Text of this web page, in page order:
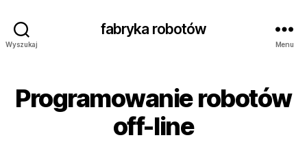
Wyszukaj
fabryka robotów
Menu
Programowanie robotów
off-line